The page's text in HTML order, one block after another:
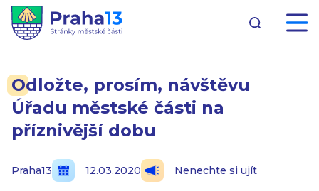
Odložte, prosím, návštěvu
Úřadu městské části na
příznivější dobu
Praha13 12.03.2020 Nenechte si ujít